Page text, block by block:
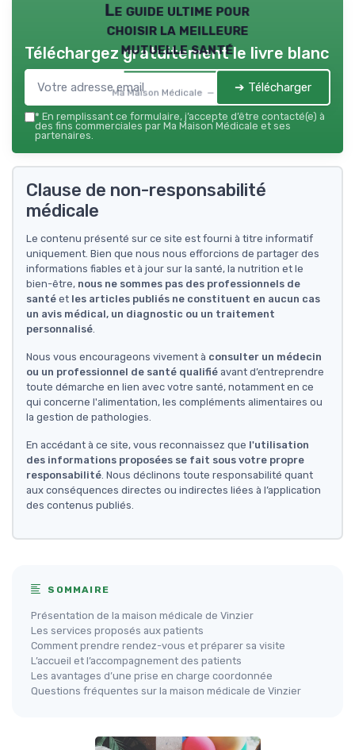
Le guide ultime pour
choisir la meilleure
mutuelle santé
Ma Maison Médicale — 2026
Téléchargez gratuitement le livre blanc
➔ Télécharger
* En remplissant ce formulaire, j’accepte d’être contacté(e) à
des fins commerciales par Ma Maison Médicale et ses
partenaires.
Clause de non-responsabilité
médicale
Le contenu présenté sur ce site est fourni à titre informatif
uniquement. Bien que nous nous efforcions de partager des
informations fiables et à jour sur la santé, la nutrition et le
bien-être, nous ne sommes pas des professionnels de
santé et les articles publiés ne constituent en aucun cas
un avis médical, un diagnostic ou un traitement
personnalisé.
Nous vous encourageons vivement à consulter un médecin
ou un professionnel de santé qualifié avant d’entreprendre
toute démarche en lien avec votre santé, notamment en ce
qui concerne l'alimentation, les compléments alimentaires ou
la gestion de pathologies.
En accédant à ce site, vous reconnaissez que l'utilisation
des informations proposées se fait sous votre propre
responsabilité. Nous déclinons toute responsabilité quant
aux conséquences directes ou indirectes liées à l’application
des contenus publiés.
SOMMAIRE
Présentation de la maison médicale de Vinzier
Les services proposés aux patients
Comment prendre rendez-vous et préparer sa visite
L’accueil et l’accompagnement des patients
Les avantages d’une prise en charge coordonnée
Questions fréquentes sur la maison médicale de Vinzier